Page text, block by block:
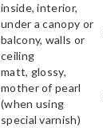
inside, interior,
under a canopy or
balcony, walls or
ceiling
matt, glossy,
mother of pearl
(when using
special varnish)